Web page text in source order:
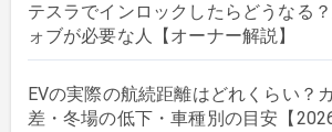
テスラでインロックしたらどうなる
ォブが必要な人【オーナー解説】
EVの実際の航続距離はどれくらい？
差・冬場の低下・車種別の目安【